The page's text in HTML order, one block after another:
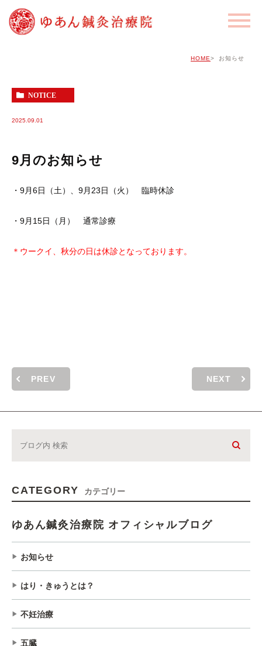
HOME お知らせ
NOTICE
2025.09.01
9月のお知らせ
・9月6日（土）、9月23日（火） 臨時休診
・9月15日（月） 通常診療
＊ウークイ、秋分の日は休診となっております。
PREV NEXT
CATEGORY カテゴリー
ゆあん鍼灸治療院 オフィシャルブログ
お知らせ
はり・きゅうとは？
不妊治療
五臓